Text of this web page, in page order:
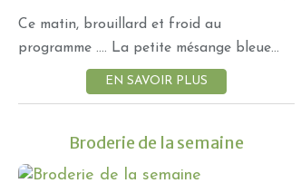
Ce matin, brouillard et froid au
programme .... La petite mésange bleue...
EN SAVOIR PLUS
Broderie de la semaine